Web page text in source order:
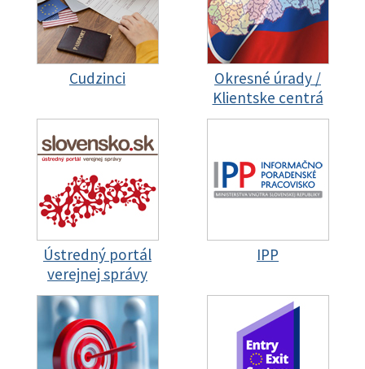
Cudzinci
Okresné úrady /
Klientske centrá
Ústredný portál
verejnej správy
IPP